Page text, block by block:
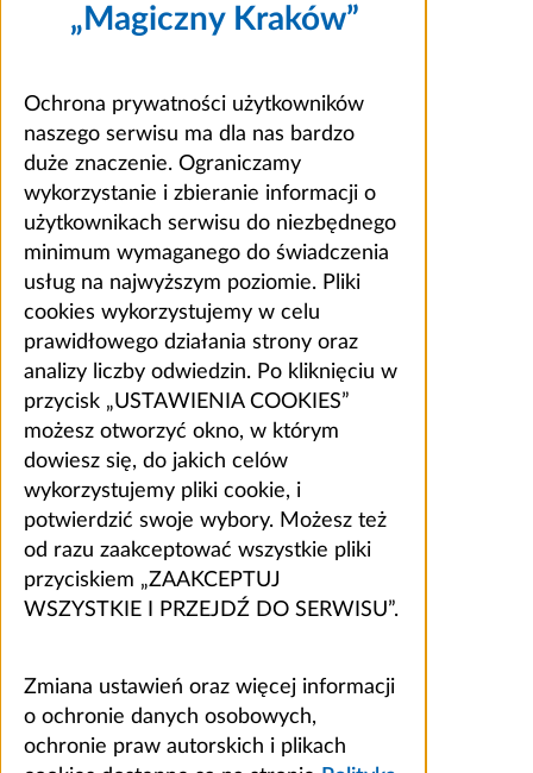
„Magiczny Kraków”
Ochrona prywatności użytkowników
naszego serwisu ma dla nas bardzo
duże znaczenie. Ograniczamy
wykorzystanie i zbieranie informacji o
użytkownikach serwisu do niezbędnego
minimum wymaganego do świadczenia
usług na najwyższym poziomie. Pliki
cookies wykorzystujemy w celu
prawidłowego działania strony oraz
analizy liczby odwiedzin. Po kliknięciu w
przycisk „USTAWIENIA COOKIES”
możesz otworzyć okno, w którym
dowiesz się, do jakich celów
wykorzystujemy pliki cookie, i
potwierdzić swoje wybory. Możesz też
od razu zaakceptować wszystkie pliki
przyciskiem „ZAAKCEPTUJ
WSZYSTKIE I PRZEJDŹ DO SERWISU”.
Zmiana ustawień oraz więcej informacji
o ochronie danych osobowych,
ochronie praw autorskich i plikach